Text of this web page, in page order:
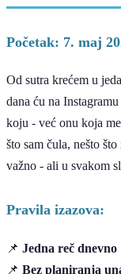
Početak: 7. maj
Od sutra krećem u
dana ću na
koju - već onu koja
što sam čula, nešto
važno - ali u svakom
Pravila izazova:
📌 Jedna reč dnevno
📌 Bez planiranja